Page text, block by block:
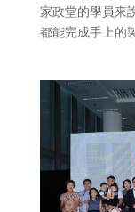
家政堂的學員來
都能完成手上的製